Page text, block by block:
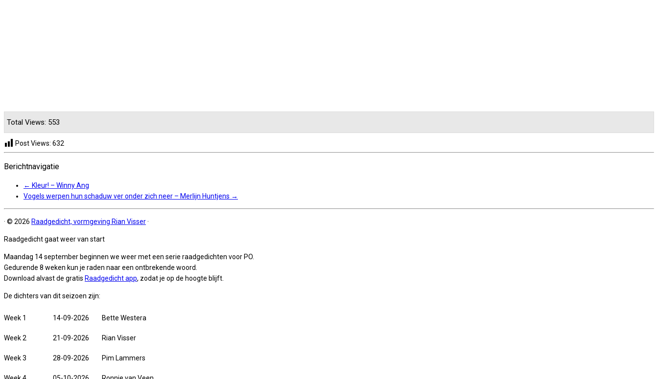
Total Views: 553
Post Views: 632
Berichtnavigatie
← Kleur! – Winny Ang
Vogels werpen hun schaduw ver onder zich neer – Merlijn Huntjens →
· © 2026 Raadgedicht, vormgeving Rian Visser·
Raadgedicht gaat weer van start
Maandag 14 september beginnen we weer met een serie raadgedichten voor PO.
Gedurende 8 weken kun je raden naar een ontbrekende woord.
Download alvast de gratis Raadgedicht app, zodat je op de hoogte blijft.
De dichters van dit seizoen zijn:
Week 1 14-09-2026 Bette Westera
Week 2 21-09-2026 Rian Visser
Week 3 28-09-2026 Pim Lammers